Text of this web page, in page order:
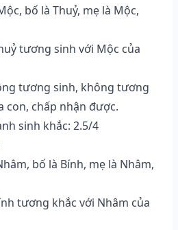
bố là Thuỷ, mẹ là Mộc,
tương sinh với Mộc của
tương sinh, không tương
con, chấp nhận được.
sinh khắc: 2.5/4
bố là Bính, mẹ là Nhâm,
tương khắc với Nhâm của